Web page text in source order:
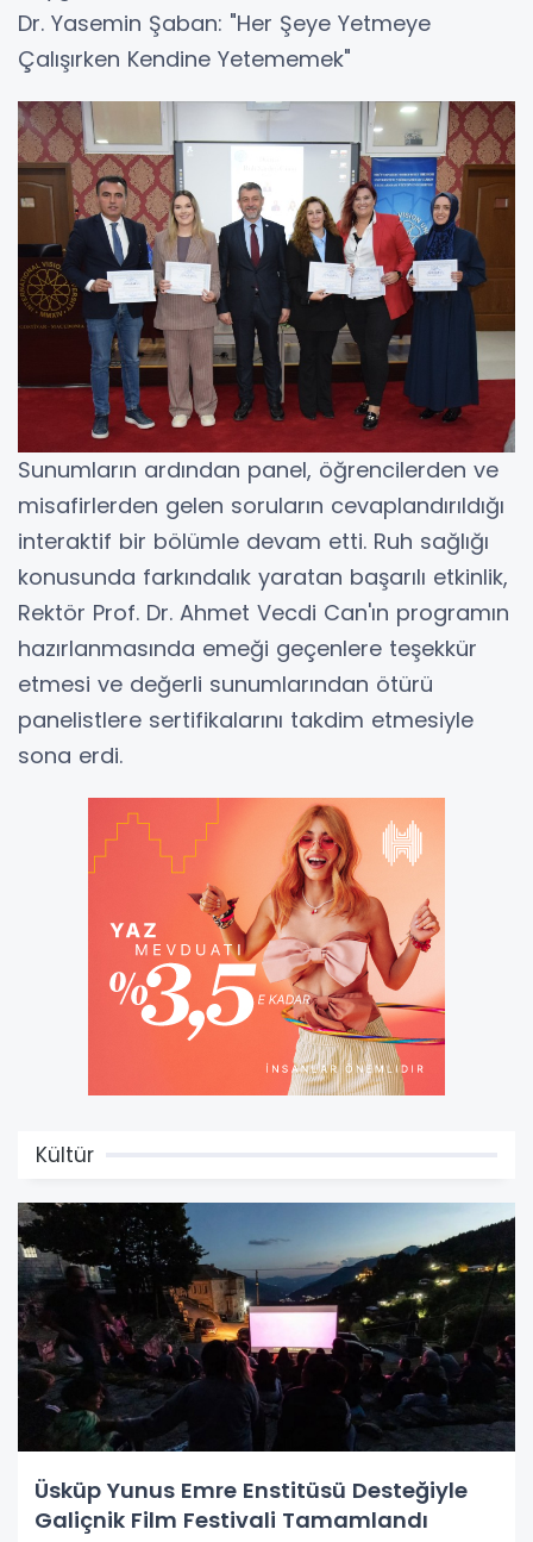
Dr. Yasemin Şaban: "Her Şeye Yetmeye
Çalışırken Kendine Yetememek"
Sunumların ardından panel, öğrencilerden ve
misafirlerden gelen soruların cevaplandırıldığı
interaktif bir bölümle devam etti. Ruh sağlığı
konusunda farkındalık yaratan başarılı etkinlik,
Rektör Prof. Dr. Ahmet Vecdi Can'ın programın
hazırlanmasında emeği geçenlere teşekkür
etmesi ve değerli sunumlarından ötürü
panelistlere sertifikalarını takdim etmesiyle
sona erdi.
Kültür
Üsküp Yunus Emre Enstitüsü Desteğiyle
Galiçnik Film Festivali Tamamlandı